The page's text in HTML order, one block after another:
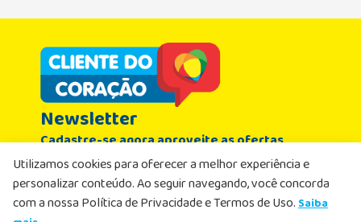
R$20
Newsletter
Cadastre-se agora aproveite as ofertas
Email
Utilizamos cookies para oferecer a melhor experiência e
personalizar conteúdo. Ao seguir navegando, você concorda
com a nossa Política de Privacidade e Termos de Uso.Saiba